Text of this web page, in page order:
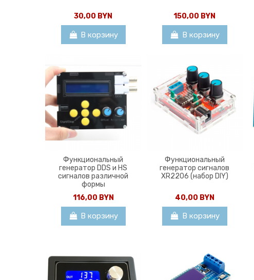
30,00 BYN
В корзину
150,00 BYN
В корзину
Функциональный
генератор DDS и HS
сигналов различной
формы
116,00 BYN
В корзину
Функциональный
генератор сигналов
XR2206 (набор DIY)
40,00 BYN
В корзину